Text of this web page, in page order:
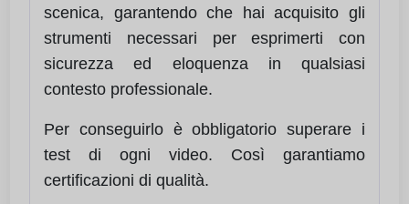
scenica, garantendo che hai acquisito gli
strumenti necessari per esprimerti con
sicurezza ed eloquenza in qualsiasi
contesto professionale.
Per conseguirlo è obbligatorio superare i
test di ogni video. Così garantiamo
certificazioni di qualità.